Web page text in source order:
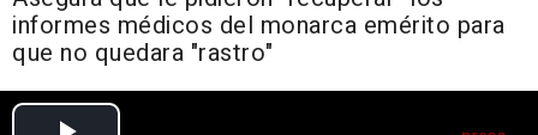
informes médicos del monarca emérito para
que no quedara "rastro"